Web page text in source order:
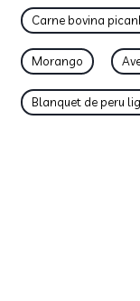
Carne bovina
Morango
Blanquet de peru